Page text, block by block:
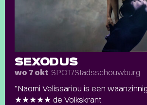
SEXODUS
wo 7 okt SPOT/Stadsschouwburg
"Naomi Velissariou is een
★★★★★ de Volkskrant